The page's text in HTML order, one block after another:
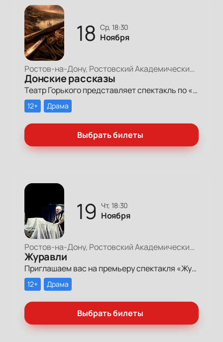
18 ср, 18:30
Ноября
Ростов-на-Дону, Ростовский Академический Театр Драмы, Малая сцена
Донские рассказы
Театр Горького представляет спектакль по «Донским рассказам» Михаила Шолохова.
12+ Драма
Выбрать билеты
19 чт, 18:30
Ноября
Ростов-на-Дону, Ростовский Академический Театр Драмы, Большая сцена
Журавли
Приглашаем вас на премьеру спектакля «Журавли» по пьесе «Вечно живые» Виктора Розова в исполнении Ростовского академического театра драмы им. Горького под режиссурой Геннадия Шапошникова.
12+ Драма
Выбрать билеты